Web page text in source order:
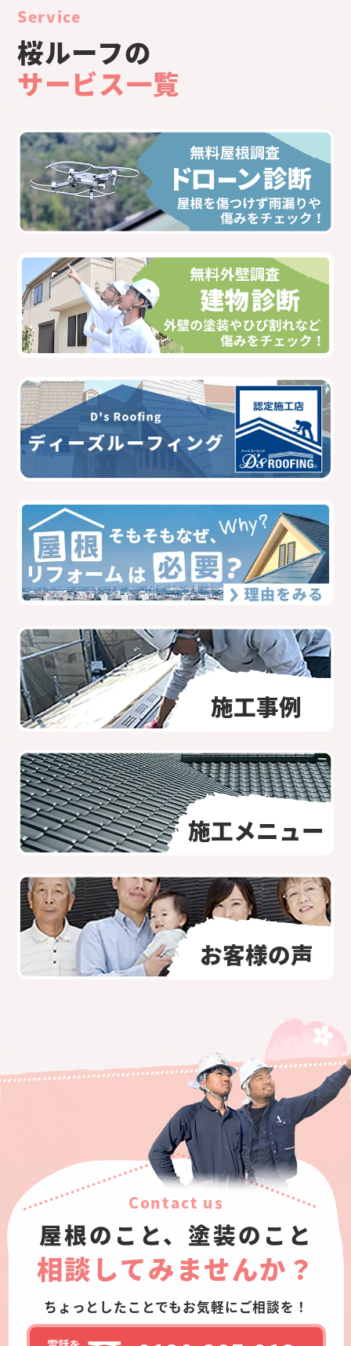
Service
桜ルーフの
サービス一覧
施工事例
施工メニュー
お客様の声
Contact us
屋根のこと、塗装のこと
相談してみませんか？
ちょっとしたことでもお気軽にご相談を！